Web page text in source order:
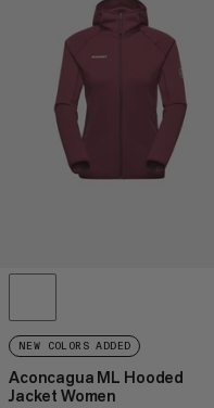
NEW COLORS ADDED
Aconcagua ML Hooded
Jacket Women